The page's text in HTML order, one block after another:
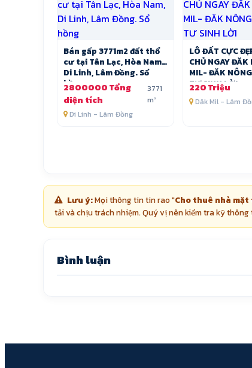
Bán gấp 3771m2 đất thổ
cư tại Tân Lạc, Hòa Nam,
Di Linh, Lâm Đồng. Sổ
hồng
2800000 Tổng
diện tích
3771
m²
Di Linh - Lâm Đồng
LÔ ĐẤT CỰC ĐẸP
CHỦ NGAY
MIL- ĐĂK
TƯ SINH LỜI
220 Triệu
Dăk Mil - Lâm
Lưu ý:Mọi thông tin tin rao "Cho thuê nhà
tải và chịu trách nhiệm. Quý vị nên kiểm tra kỹ
Bình luận